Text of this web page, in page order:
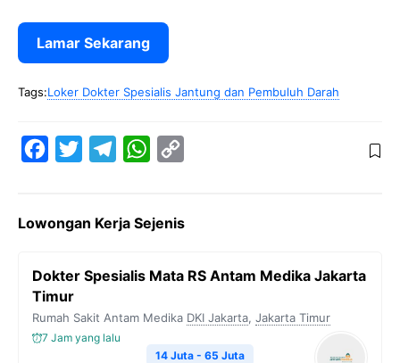
Lamar Sekarang
Tags:Loker Dokter Spesialis Jantung dan Pembuluh Darah
e
o
k
t
e
e
r
a
m
W
t
A
p
y
n
Lowongan Kerja Sejenis
Dokter Spesialis Mata RS Antam Medika Jakarta
Timur
Rumah Sakit Antam Medika DKI Jakarta, Jakarta Timur
7 Jam yang lalu
14 Juta - 65 Juta